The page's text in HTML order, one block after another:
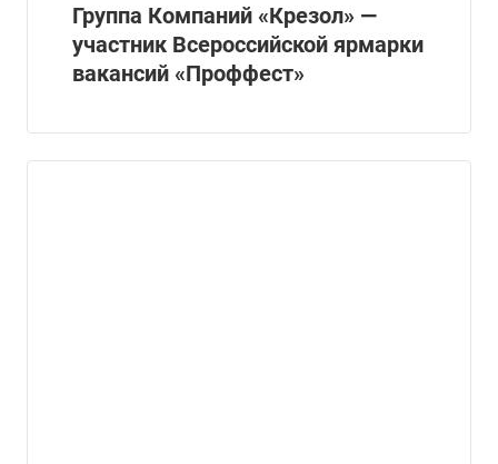
Группа Компаний «Крезол» —
участник Всероссийской ярмарки
вакансий «Проффест»